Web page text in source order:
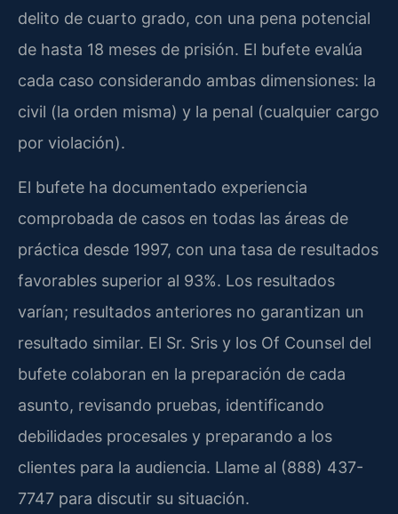
delito de cuarto grado, con una pena potencial
de hasta 18 meses de prisión. El bufete evalúa
cada caso considerando ambas dimensiones: la
civil (la orden misma) y la penal (cualquier cargo
por violación).
El bufete ha documentado experiencia
comprobada de casos en todas las áreas de
práctica desde 1997, con una tasa de resultados
favorables superior al 93%. Los resultados
varían; resultados anteriores no garantizan un
resultado similar. El Sr. Sris y los Of Counsel del
bufete colaboran en la preparación de cada
asunto, revisando pruebas, identificando
debilidades procesales y preparando a los
clientes para la audiencia. Llame al (888) 437-
7747 para discutir su situación.